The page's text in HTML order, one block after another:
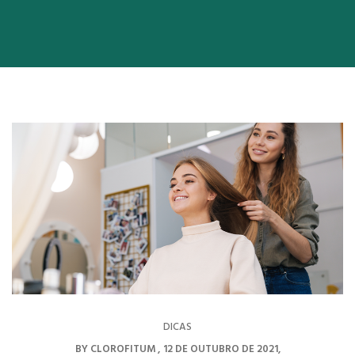
DICAS
BYCLOROFITUM 12 DE OUTUBRO DE 2021